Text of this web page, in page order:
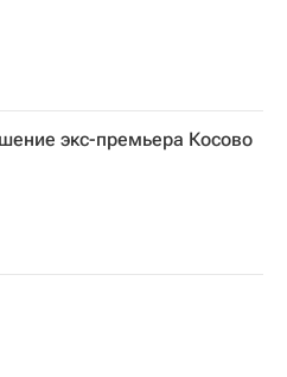
экс-премьера Косово